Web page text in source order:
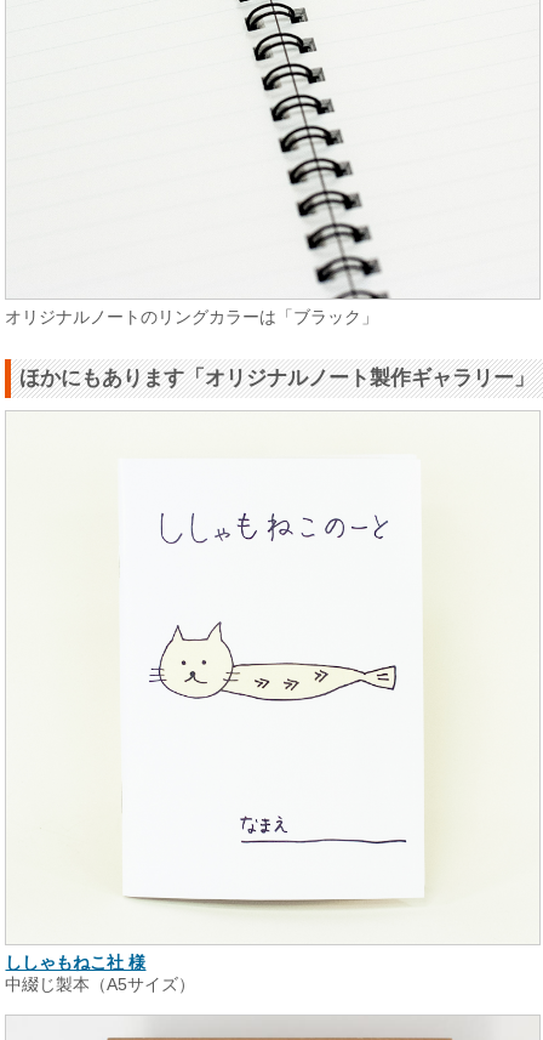
オリジナルノートのリングカラーは「ブラック」
ほかにもあります「オリジナルノート製作ギャラリー」
ししゃもねこ社 様
中綴じ製本（A5サイズ）